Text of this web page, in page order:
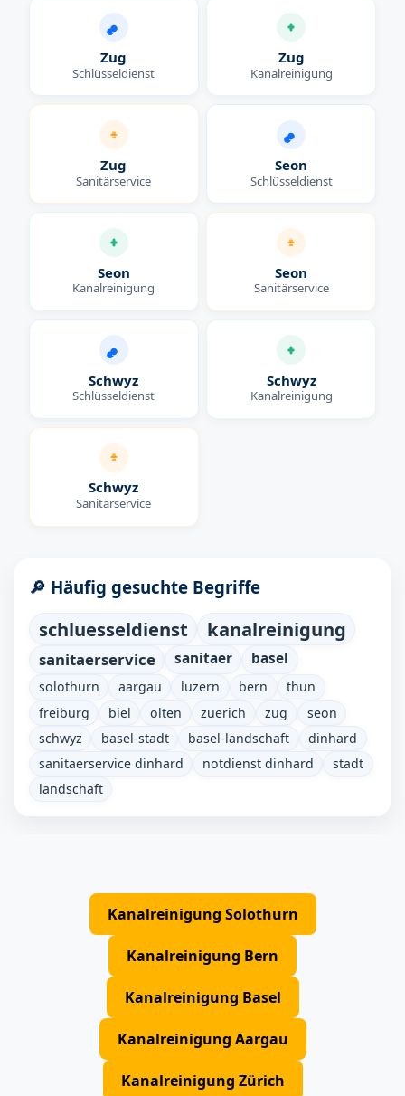
Zug
Schlüsseldienst
Zug
Kanalreinigung
Zug
Sanitärservice
Seon
Schlüsseldienst
Seon
Kanalreinigung
Seon
Sanitärservice
Schwyz
Schlüsseldienst
Schwyz
Kanalreinigung
Schwyz
Sanitärservice
🔎 Häufig gesuchte Begriffe
schluesseldienst kanalreinigung
sanitaerservice sanitaer basel
solothurn aargau luzern bern
thun
freiburg
biel olten zuerich zug
seon
schwyz
basel-stadt basel-landschaft
dinhard
sanitaerservice dinhard
notdienst dinhard
stadt
landschaft
Kanalreinigung Solothurn
Kanalreinigung Bern
Kanalreinigung Basel
Kanalreinigung Aargau
Kanalreinigung Zürich